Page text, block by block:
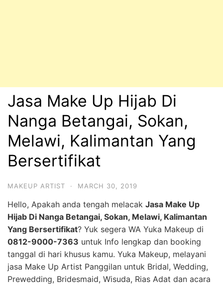
Jasa Make Up Hijab Di
Nanga Betangai, Sokan,
Melawi, Kalimantan Yang
Bersertifikat
MAKEUP ARTIST · MARCH 30, 2019
Hello, Apakah anda tengah melacak Jasa Make Up
Hijab Di Nanga Betangai, Sokan, Melawi, Kalimantan
Yang Bersertifikat? Yuk segera WA Yuka Makeup di
0812-9000-7363 untuk Info lengkap dan booking
tanggal di hari khusus kamu. Yuka Makeup, melayani
jasa Make Up Artist Panggilan untuk Bridal, Wedding,
Prewedding, Bridesmaid, Wisuda, Rias Adat dan acara